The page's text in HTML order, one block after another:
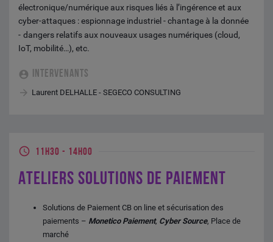
électronique/numérique aux risques liés à l’ingérence et aux
cyber-attaques : espionnage industriel - chantage à la donnée
- dangers relatifs aux nouveaux usages numériques (cloud,
IoT, mobilité…), etc.
INTERVENANTS
Laurent DELHALLE - SEGECO CONSULTING
11H30 - 14H00
ATELIERS SOLUTIONS DE PAIEMENT
Solutions de Paiement CB on line et sécurisation des
paiements – Monetico Paiement, Cyber Source, Place de
marché